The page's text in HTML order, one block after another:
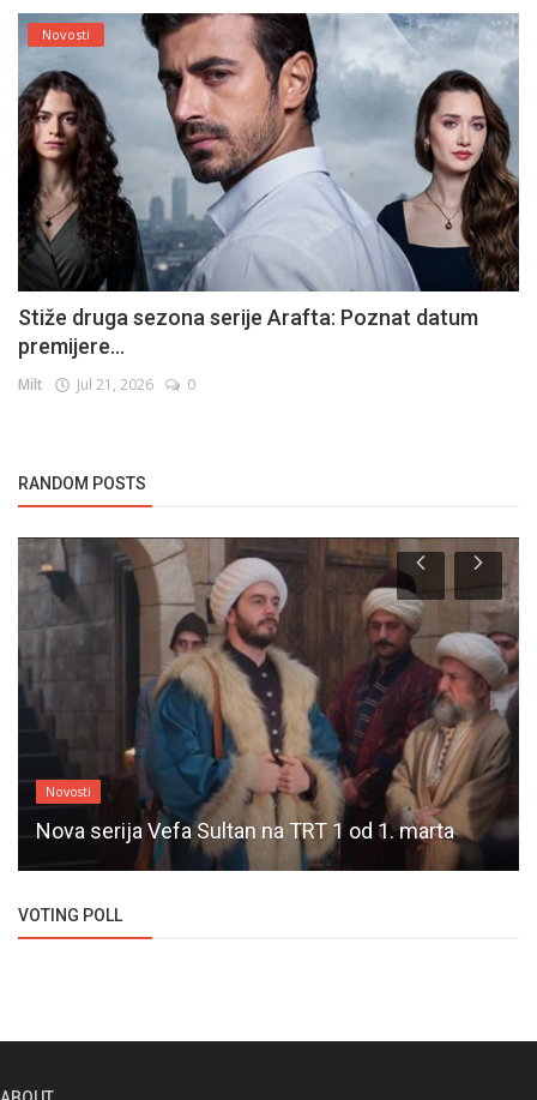
Novosti
Stiže druga sezona serije Arafta: Poznat datum
premijere...
Milt Jul 21, 2026 0
RANDOM POSTS
Novosti
Nova serija Vefa Sultan na TRT 1 od 1. marta
VOTING POLL